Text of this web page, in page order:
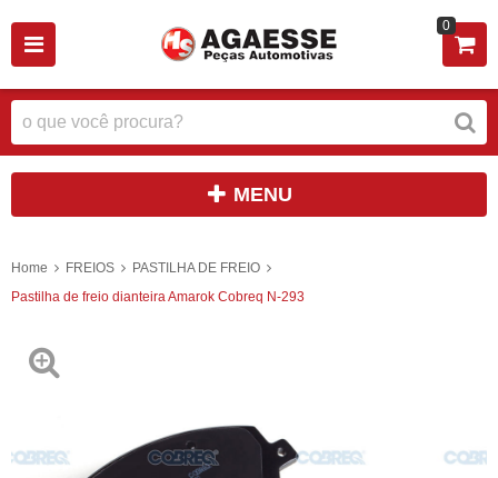
0
MENU
Home FREIOS
PASTILHA DE FREIO
Pastilha de freio dianteira Amarok Cobreq N-293